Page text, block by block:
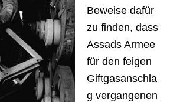
Beweise dafür
zu finden, dass
Assads Armee
für den feigen
Giftgasanschla
g vergangenen